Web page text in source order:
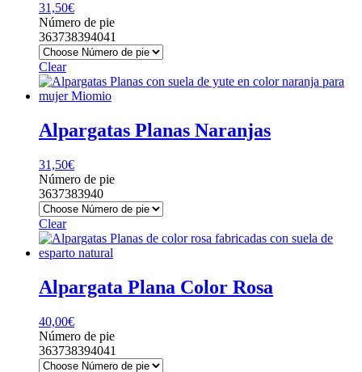
31,50€
Número de pie
363738394041
Clear
Alpargatas Planas Naranjas
31,50€
Número de pie
3637383940
Clear
Alpargata Plana Color Rosa
40,00€
Número de pie
363738394041